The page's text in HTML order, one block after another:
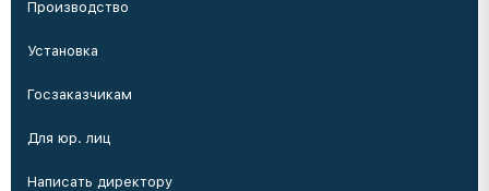
Производство
Установка
Госзаказчикам
Для юр. лиц
Написать директору